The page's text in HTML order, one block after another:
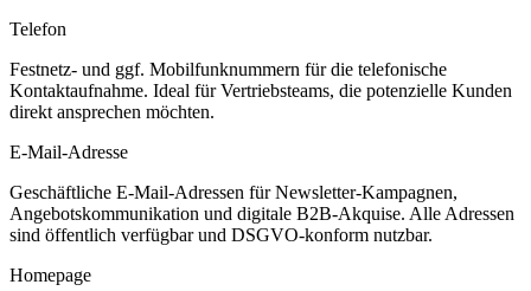
Telefon
Festnetz- und ggf. Mobilfunknummern für die telefonische
Kontaktaufnahme. Ideal für Vertriebsteams, die potenzielle Kunden
direkt ansprechen möchten.
E-Mail-Adresse
Geschäftliche E-Mail-Adressen für Newsletter-Kampagnen,
Angebotskommunikation und digitale B2B-Akquise. Alle Adressen
sind öffentlich verfügbar und DSGVO-konform nutzbar.
Homepage